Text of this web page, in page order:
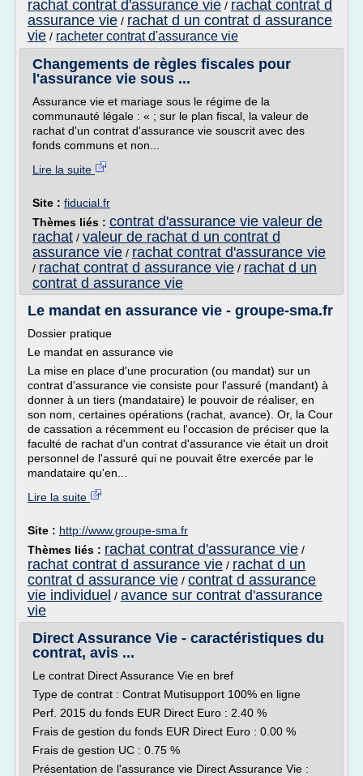
rachat contrat d'assurance vie / rachat contrat d
assurance vie / rachat d un contrat d assurance
vie / racheter contrat d'assurance vie
Changements de règles fiscales pour
l'assurance vie sous ...
Assurance vie et mariage sous le régime de la
communauté légale : « ; sur le plan fiscal, la valeur de
rachat d'un contrat d'assurance vie souscrit avec des
fonds communs et non...
Lire la suite
Site : fiducial.fr
Thèmes liés : contrat d'assurance vie valeur de
rachat / valeur de rachat d un contrat d
assurance vie / rachat contrat d'assurance vie
/ rachat contrat d assurance vie / rachat d un
contrat d assurance vie
Le mandat en assurance vie - groupe-sma.fr
Dossier pratique
Le mandat en assurance vie
La mise en place d'une procuration (ou mandat) sur un
contrat d'assurance vie consiste pour l'assuré (mandant) à
donner à un tiers (mandataire) le pouvoir de réaliser, en
son nom, certaines opérations (rachat, avance). Or, la Cour
de cassation a récemment eu l'occasion de préciser que la
faculté de rachat d'un contrat d'assurance vie était un droit
personnel de l'assuré qui ne pouvait être exercée par le
mandataire qu'en...
Lire la suite
Site : http://www.groupe-sma.fr
Thèmes liés : rachat contrat d'assurance vie /
rachat contrat d assurance vie / rachat d un
contrat d assurance vie / contrat d assurance
vie individuel / avance sur contrat d'assurance
vie
Direct Assurance Vie - caractéristiques du
contrat, avis ...
Le contrat Direct Assurance Vie en bref
Type de contrat : Contrat Mutisupport 100% en ligne
Perf. 2015 du fonds EUR Direct Euro : 2.40 %
Frais de gestion du fonds EUR Direct Euro : 0.00 %
Frais de gestion UC : 0.75 %
Présentation de l'assurance vie Direct Assurance Vie :